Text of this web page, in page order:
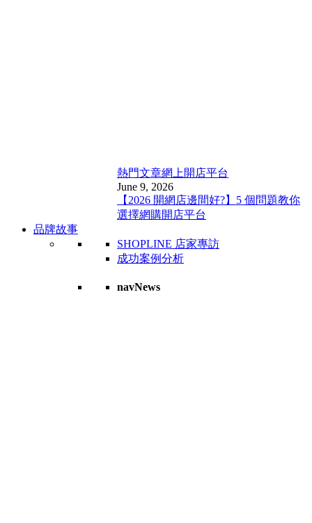
熱門文章網上開店平台
June 9, 2026
【2026 開網店邊間好?】5 個問題教你
選擇網購開店平台
品牌故事
SHOPLINE 店家專訪
成功案例分析
navNews